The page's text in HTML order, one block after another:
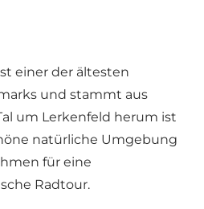
einer der ältesten
und stammt aus
um Lerkenfeld herum ist
natürliche Umgebung
für eine
Radtour.